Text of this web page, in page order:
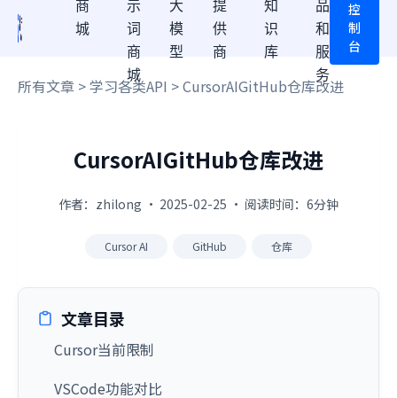
商
城
示
词
商
城
大
模
型
提
供
商
知
识
库
品
和
服
务
控
制
台
所有文章 >学习各类API > CursorAIGitHub仓库改进
CursorAIGitHub仓库改进
作者：zhilong · 2025-02-25 · 阅读时间：6分钟
Cursor AI GitHub 仓库
文章目录
Cursor当前限制
VSCode功能对比